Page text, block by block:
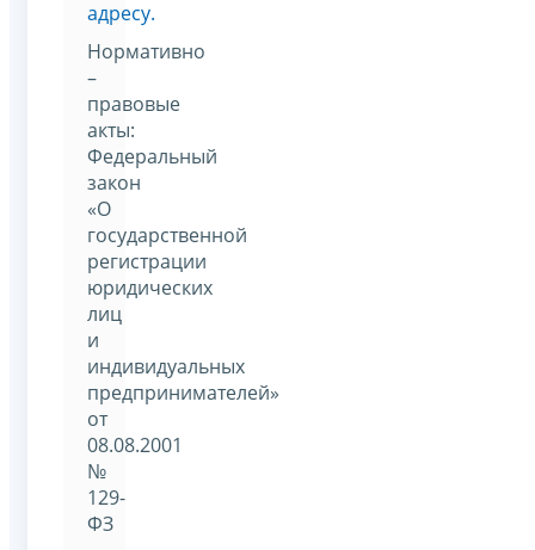
адресу.
Нормативно
–
правовые
акты:
Федеральный
закон
«О
государственной
регистрации
юридических
лиц
и
индивидуальных
предпринимателей»
от
08.08.2001
№
129-
ФЗ